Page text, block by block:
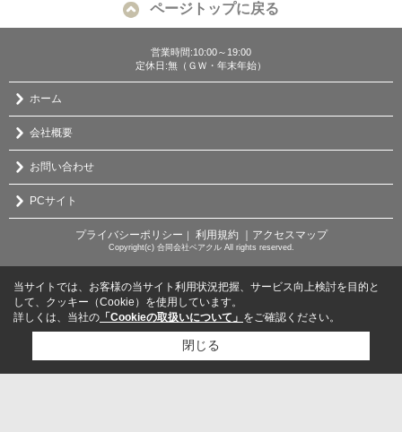
ページトップに戻る
営業時間:10:00～19:00
定休日:無（ＧＷ・年末年始）
ホーム
会社概要
お問い合わせ
PCサイト
プライバシーポリシー 利用規約 ｜アクセスマップ
Copyright(c) 合同会社ベアクル All rights reserved.
当サイトでは、お客様の当サイト利用状況把握、サービス向上検討を目的と
して、クッキー（Cookie）を使用しています。
詳しくは、当社の 「Cookieの取扱いについて」 をご確認ください。
閉じる